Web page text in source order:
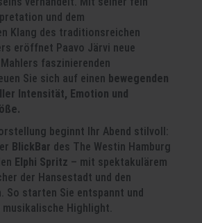
und dem
Klang des traditionsreichen
eröffnet Paavo Järvi neue
faszinierenden
Sie sich auf einen bewegenden
Intensität, Emotion und
beginnt Ihr Abend stilvoll:
BlickBar des The Westin Hamburg
Elphi Spritz – mit spektakulärem
der Hansestadt und den
So starten Sie entspannt und
Highlight.